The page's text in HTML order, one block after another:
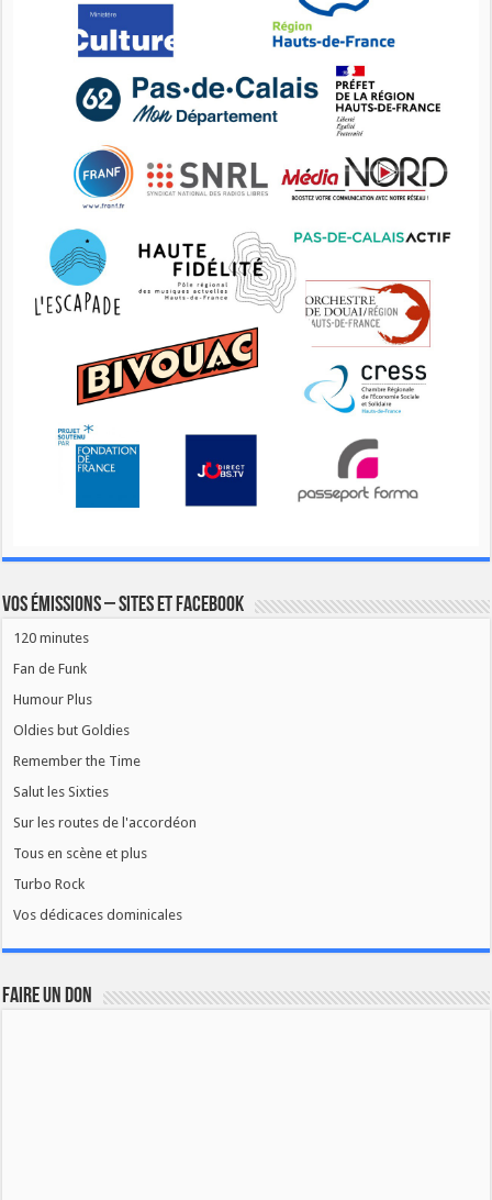
Vos émissions – Sites et Facebook
120 minutes
Fan de Funk
Humour Plus
Oldies but Goldies
Remember the Time
Salut les Sixties
Sur les routes de l'accordéon
Tous en scène et plus
Turbo Rock
Vos dédicaces dominicales
FAIRE UN DON